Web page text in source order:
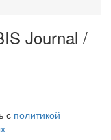
Journal /
с политикой